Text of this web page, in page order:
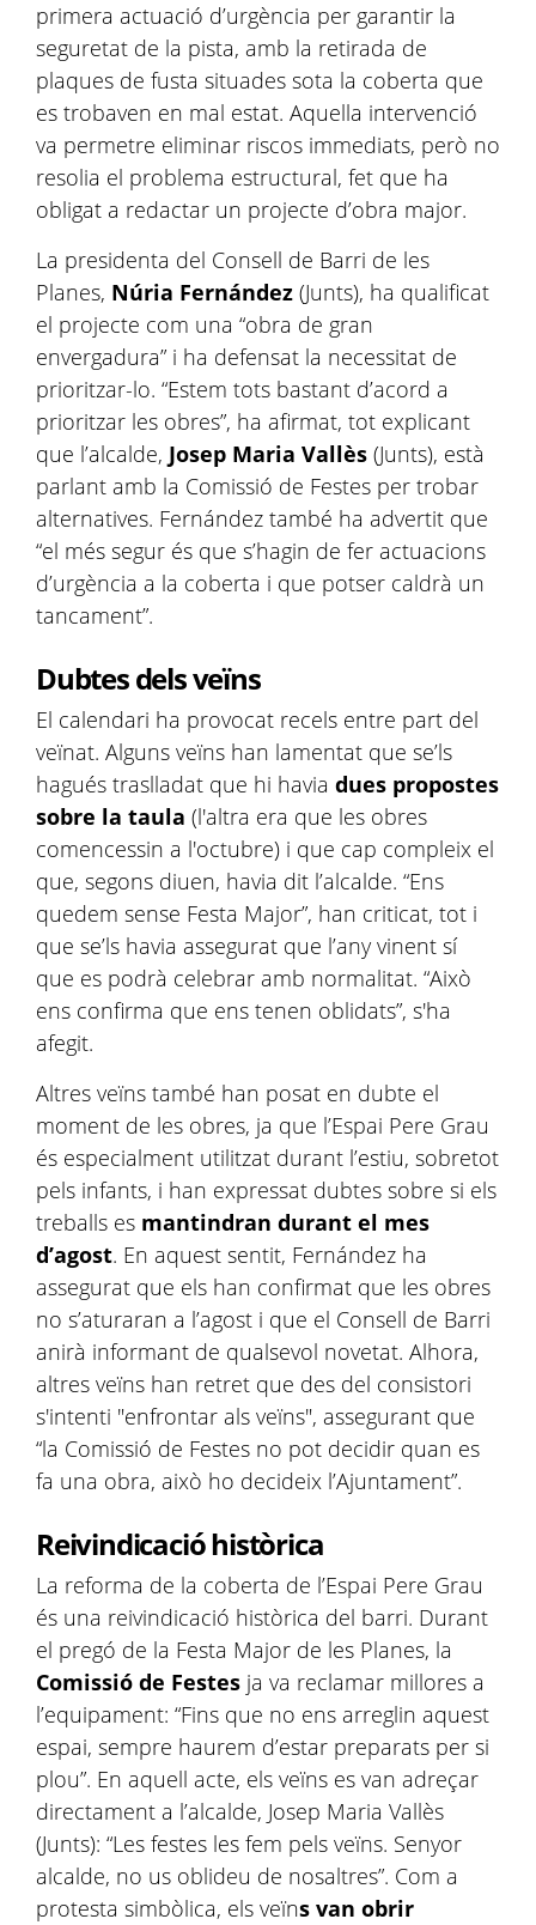
primera actuació d’urgència per garantir la
seguretat de la pista, amb la retirada de
plaques de fusta situades sota la coberta que
es trobaven en mal estat. Aquella intervenció
va permetre eliminar riscos immediats, però no
resolia el problema estructural, fet que ha
obligat a redactar un projecte d’obra major.
La presidenta del Consell de Barri de les
Planes, Núria Fernández (Junts), ha qualificat
el projecte com una “obra de gran
envergadura” i ha defensat la necessitat de
prioritzar-lo. “Estem tots bastant d’acord a
prioritzar les obres”, ha afirmat, tot explicant
que l’alcalde, Josep Maria Vallès (Junts), està
parlant amb la Comissió de Festes per trobar
alternatives. Fernández també ha advertit que
“el més segur és que s’hagin de fer actuacions
d’urgència a la coberta i que potser caldrà un
tancament”.
Dubtes dels veïns
El calendari ha provocat recels entre part del
veïnat. Alguns veïns han lamentat que se’ls
hagués traslladat que hi havia dues propostes
sobre la taula (l'altra era que les obres
comencessin a l'octubre) i que cap compleix el
que, segons diuen, havia dit l’alcalde. “Ens
quedem sense Festa Major”, han criticat, tot i
que se’ls havia assegurat que l’any vinent sí
que es podrà celebrar amb normalitat. “Això
ens confirma que ens tenen oblidats”, s'ha
afegit.
Altres veïns també han posat en dubte el
moment de les obres, ja que l’Espai Pere Grau
és especialment utilitzat durant l’estiu, sobretot
pels infants, i han expressat dubtes sobre si els
treballs es mantindran durant el mes
d’agost. En aquest sentit, Fernández ha
assegurat que els han confirmat que les obres
no s’aturaran a l’agost i que el Consell de Barri
anirà informant de qualsevol novetat. Alhora,
altres veïns han retret que des del consistori
s'intenti "enfrontar als veïns", assegurant que
“la Comissió de Festes no pot decidir quan es
fa una obra, això ho decideix l’Ajuntament”.
Reivindicació històrica
La reforma de la coberta de l’Espai Pere Grau
és una reivindicació històrica del barri. Durant
el pregó de la Festa Major de les Planes, la
Comissió de Festes ja va reclamar millores a
l’equipament: “Fins que no ens arreglin aquest
espai, sempre haurem d’estar preparats per si
plou”. En aquell acte, els veïns es van adreçar
directament a l’alcalde, Josep Maria Vallès
(Junts): “Les festes les fem pels veïns. Senyor
alcalde, no us oblideu de nosaltres”. Com a
protesta simbòlica, els veïns van obrir